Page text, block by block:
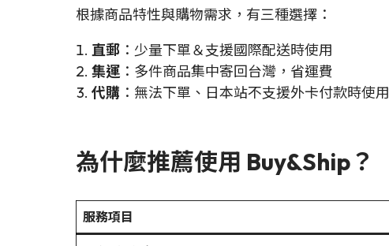
根據商品特性與購物需求，有三種選擇：
直郵 ：少量下單＆支援國際配送時使用
集運：多件商品集中寄回台灣，省運費
代購 ：無法下單、日本站不支援外卡付款時使用
為什麼推薦使用 Buy&Ship？
服務項目